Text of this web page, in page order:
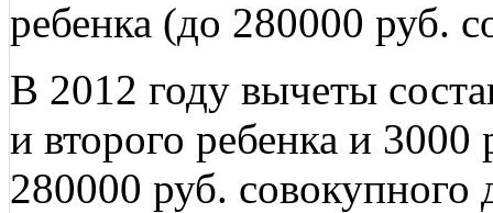
ребенка (до 280000 руб.
В 2012 году вычеты
и второго ребенка и 3000
280000 руб. совокупного